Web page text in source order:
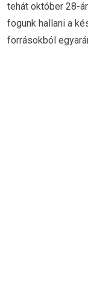
tehát október 28-
fogunk hallani a
forrásokból